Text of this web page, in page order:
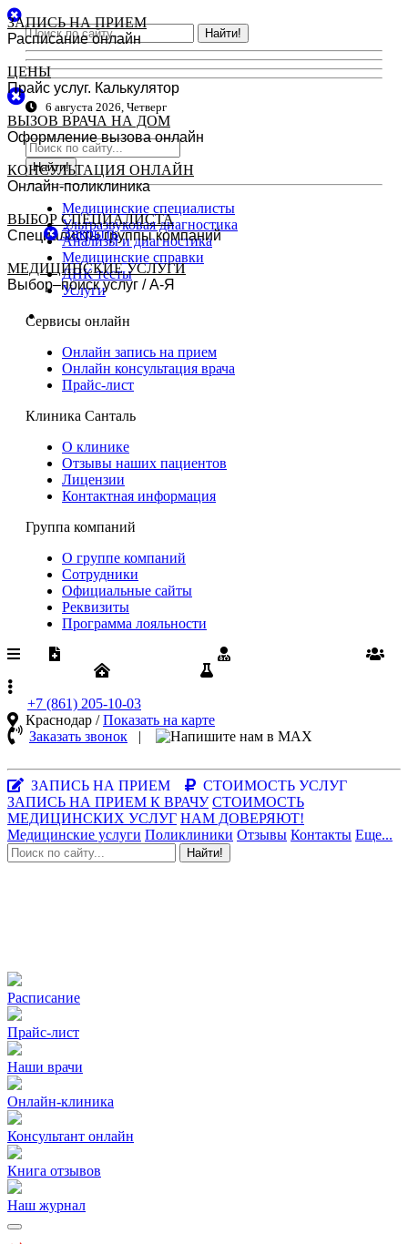
Найти!
6 августа 2026, Четверг
Найти!
Медицинские специалисты
Ультразвуковая диагностика
Анализы и диагностика
Медицинские справки
ДНК тесты
Услуги
Сервисы онлайн
Онлайн запись на прием
Онлайн консультация врача
Прайс-лист
Клиника Санталь
О клинике
Отзывы наших пациентов
Лицензии
Контактная информация
Группа компаний
О группе компаний
Сотрудники
Официальные сайты
Реквизиты
Программа лояльности
+7 (861) 205-10-03
Краснодар /Показать на карте
Заказать звонок |
ЗАПИСЬ НА ПРИЕМ
СТОИМОСТЬ УСЛУГ
ЗАПИСЬ НА ПРИЕМ К ВРАЧУ СТОИМОСТЬ
МЕДИЦИНСКИХ УСЛУГ НАМ ДОВЕРЯЮТ!
Медицинские услуги Поликлиники Отзывы Контакты Еще...
Найти!
Расписание
Прайс-лист
Наши врачи
Онлайн-клиника
Консультант онлайн
Книга отзывов
Наш журнал
ЗАПИСЬ НА ПРИЕМ
Расписание онлайн
ЦЕНЫ
Прайс услуг. Калькулятор
ВЫЗОВ ВРАЧА НА ДОМ
Оформление вызова онлайн
КОНСУЛЬТАЦИЯ ОНЛАЙН
Онлайн-поликлиника
ВЫБОР СПЕЦИАЛИСТА
Специалисты группы компаний
МЕДИЦИНСКИЕ УСЛУГИ
Выбор–поиск услуг / А-Я
Закрыть